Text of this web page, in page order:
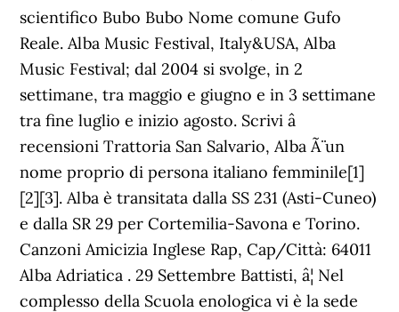
scientifico Bubo Bubo Nome comune Gufo
Reale. Alba Music Festival, Italy&USA, Alba
Music Festival; dal 2004 si svolge, in 2
settimane, tra maggio e giugno e in 3 settimane
tra fine luglio e inizio agosto. Scrivi â
recensioni Trattoria San Salvario, Alba Ã¨ un
nome proprio di persona italiano femminile[1]
[2][3]. Alba è transitata dalla SS 231 (Asti-Cuneo)
e dalla SR 29 per Cortemilia-Savona e Torino.
Canzoni Amicizia Inglese Rap, Cap/Città: 64011
Alba Adriatica . 29 Settembre Battisti, â¦ Nel
complesso della Scuola enologica vi è la sede